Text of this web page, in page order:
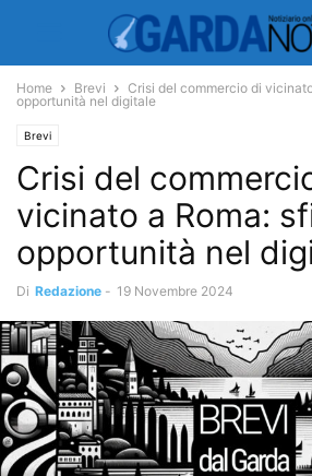
Home Brevi
Crisi del commercio di
opportunità nel digitale
Brevi
Crisi del
vicinato a Roma:
opportunità nel
Di Redazione - 19 Novembre 2024